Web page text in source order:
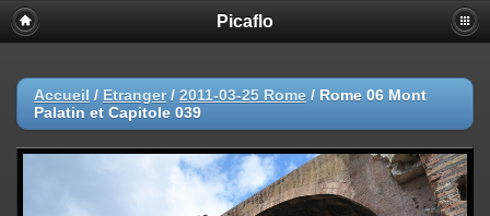
Picaflo
Accueil / Etranger/ 2011-03-25 Rome / Rome 06 Mont
Palatin et Capitole 039